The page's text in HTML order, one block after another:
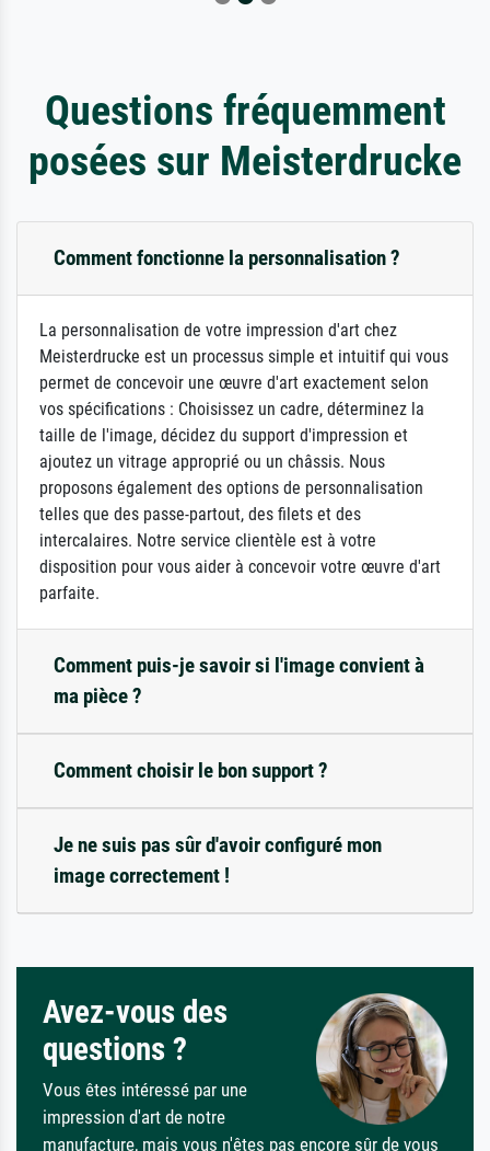
Questions fréquemment
posées sur Meisterdrucke
Comment fonctionne la personnalisation ?
La personnalisation de votre impression d'art chez
Meisterdrucke est un processus simple et intuitif qui vous
permet de concevoir une œuvre d'art exactement selon
vos spécifications : Choisissez un cadre, déterminez la
taille de l'image, décidez du support d'impression et
ajoutez un vitrage approprié ou un châssis. Nous
proposons également des options de personnalisation
telles que des passe-partout, des filets et des
intercalaires. Notre service clientèle est à votre
disposition pour vous aider à concevoir votre œuvre d'art
parfaite.
Comment puis-je savoir si l'image convient à
ma pièce ?
Comment choisir le bon support ?
Je ne suis pas sûr d'avoir configuré mon
image correctement !
Avez-vous des
questions ?
Vous êtes intéressé par une
impression d'art de notre
manufacture, mais vous n'êtes pas encore sûr de vous